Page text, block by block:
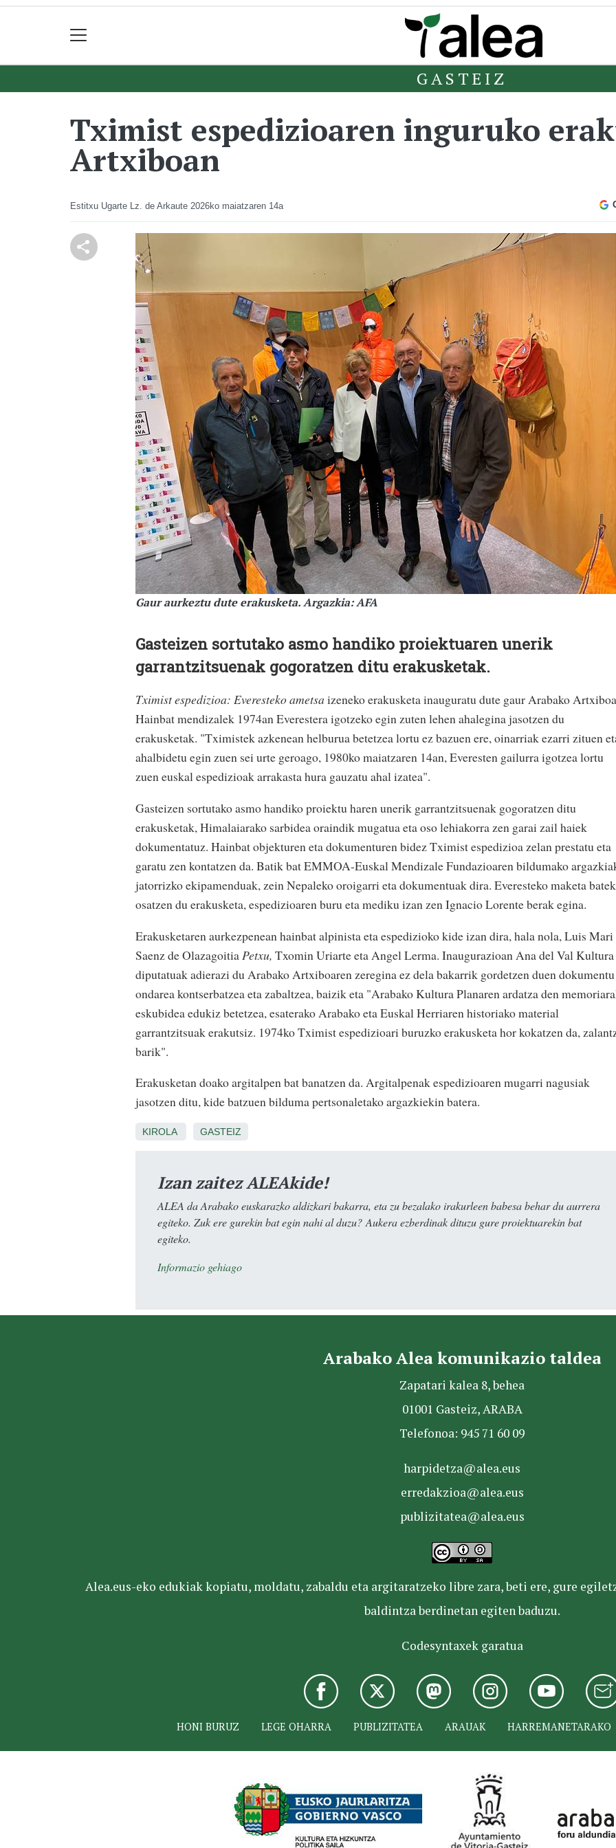
GASTEIZ
Tximist espedizioaren inguruko
Artxiboan
Estitxu Ugarte Lz. de Arkaute 2026ko maiatzaren 14a
Gaur aurkeztu dute erakusketa. Argazkia: AFA
Gasteizen sortutako asmo handiko proiektuaren unerik
garrantzitsuenak gogoratzen ditu erakusketak.
Tximist espedizioa: Everesteko ametsa izeneko erakusketa inauguratu dute gaur Arabako
Hainbat mendizalek 1974an Everestera igotzeko egin zuten lehen ahalegina jasotzen du
erakusketak. "Tximistek azkenean helburua betetzea lortu ez bazuen ere, oinarriak ezarri zituen
ahalbidetu egin zuen sei urte geroago, 1980ko maiatzaren 14an, Everesten gailurra igotzea lortu
zuen euskal espedizioak arrakasta hura gauzatu ahal izatea".
Gasteizen sortutako asmo handiko proiektu haren unerik garrantzitsuenak gogoratzen ditu
erakusketak, Himalaiarako sarbidea oraindik mugatua eta oso lehiakorra zen garai zail haiek
dokumentatuz. Hainbat objekturen eta dokumenturen bidez Tximist espedizioa zelan prestatu eta
garatu zen kontatzen da. Batik bat EMMOA-Euskal Mendizale Fundazioaren bildumako
jatorrizko ekipamenduak, zein Nepaleko oroigarri eta dokumentuak dira. Everesteko maketa batek
osatzen du erakusketa, espedizioaren buru eta mediku izan zen Ignacio Lorente berak egina.
Erakusketaren aurkezpenean hainbat alpinista eta espedizioko kide izan dira, hala nola, Luis Mari
Saenz de Olazagoitia Petxu, Txomin Uriarte eta Angel Lerma. Inaugurazioan Ana del Val Kultura
diputatuak adierazi du Arabako Artxiboaren zeregina ez dela bakarrik gordetzen duen dokumentu
ondarea kontserbatzea eta zabaltzea, baizik eta "Arabako Kultura Planaren ardatza den
eskubidea edukiz betetzea, esaterako Arabako eta Euskal Herriaren historiako material
garrantzitsuak erakutsiz. 1974ko Tximist espedizioari buruzko erakusketa hor kokatzen da,
barik".
Erakusketan doako argitalpen bat banatzen da. Argitalpenak espedizioaren mugarri nagusiak
jasotzen ditu, kide batzuen bilduma pertsonaletako argazkiekin batera.
KIROLA GASTEIZ
Izan zaitez ALEAkide!
ALEA da Arabako euskarazko aldizkari bakarra, eta zu bezalako irakurleen babesa behar du aurrera
egiteko. Zuk ere gurekin bat egin nahi al duzu? Aukera ezberdinak dituzu gure proiektuarekin bat
egiteko.
Informazio gehiago
Arabako Alea komunikazio taldea
Zapatari kalea 8, behea
01001 Gasteiz, ARABA
Telefonoa: 945 71 60 09
harpidetza@alea.eus
erredakzioa@alea.eus
publizitatea@alea.eus
Alea.eus-eko edukiak kopiatu, moldatu, zabaldu eta argitaratzeko libre zara, beti ere, gure
baldintza berdinetan egiten baduzu.
Codesyntaxek garatua
HONI BURUZ LEGE OHARRA PUBLIZITATEA ARAUAK HARREMANETARAKO